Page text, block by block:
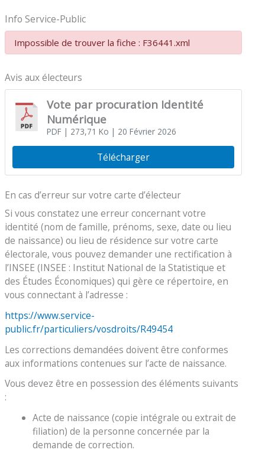
Info Service-Public
Impossible de trouver la fiche : F36441.xml
Avis aux électeurs
Vote par procuration Identité
Numérique
PDF| 273,71 Ko | 20 Février 2026
Télécharger
En cas d’erreur sur votre carte d’électeur
Si vous constatez une erreur concernant votre
identité (nom de famille, prénoms, sexe, date ou lieu
de naissance) ou lieu de résidence sur votre carte
électorale, vous pouvez demander une rectification à
l’INSEE (INSEE : Institut National de la Statistique et
des Études Économiques) qui gère ce répertoire, en
vous connectant à l’adresse :
https://www.service-
public.fr/particuliers/vosdroits/R49454
Les corrections demandées doivent être conformes
aux informations contenues sur l’acte de naissance.
Vous devez être en possession des éléments suivants
:
Acte de naissance (copie intégrale ou extrait de
filiation) de la personne concernée par la
demande de correction.